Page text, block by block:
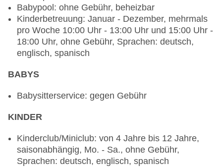
notwendig, Vollwertkost: ohne Gebühr, Anfrage
notwendig, Buffet, Menüwahl, angemessene
Kleidung erwünscht
Restaurant „Il Giardino“: Küche: italienisch, à la
carte, Reservierung notwendig, gegen Gebühr,
saisonabhängig, angemessene Kleidung
erwünscht
carte, Reservierung notwendig, gegen Gebühr,
erwünscht
Poolbar Outdoor „Africano“: gegen Gebühr
Salonbar: gegen Gebühr
Babypool: ohne Gebühr, beheizbar
Kinderbetreuung: Januar - Dezember, mehrmals
pro Woche 10:00 Uhr - 13:00 Uhr und 15:00 Uhr -
18:00 Uhr, ohne Gebühr, Sprachen: deutsch,
englisch, spanisch
BABYS
Babysitterservice: gegen Gebühr
KINDER
Kinderclub/Miniclub: von 4 Jahre bis 12 Jahre,
saisonabhängig, Mo. - Sa., ohne Gebühr,
Sprachen: deutsch, englisch, spanisch